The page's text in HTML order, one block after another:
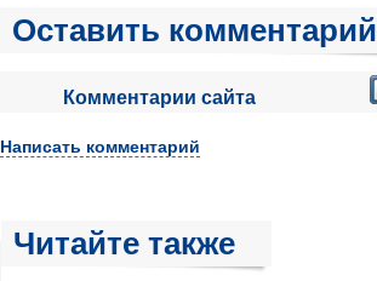
Оставить комментарий
Комментарии сайта
Написать комментарий
Читайте также